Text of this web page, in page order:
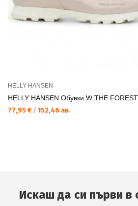
HELLY HANSEN
HELLY HANSEN Обувки W THE
77,95 € / 152,46 лв.
Искаш да си първи в